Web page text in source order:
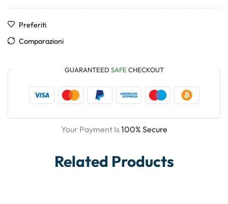
Preferiti
Comparazioni
GUARANTEED SAFE CHECKOUT
Your Payment Is100% Secure
Related Products